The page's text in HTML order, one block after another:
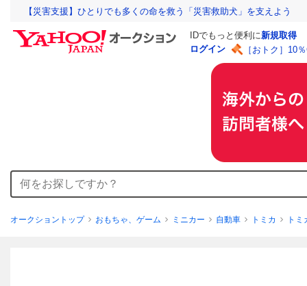
【災害支援】ひとりでも多くの命を救う「災害救助犬」を支えよう
IDでもっと便利に新規取得
ログイン
［おトク］10
オークショントップ おもちゃ、ゲーム ミニカー 自動車 トミカ ト